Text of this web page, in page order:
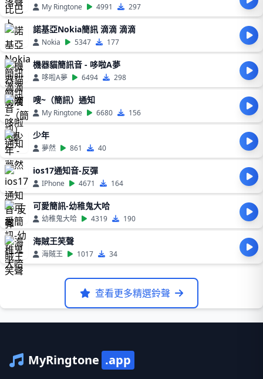
My Ringtone 4991 297
諾基亞Nokia簡訊 滴滴 滴滴
Nokia 5347 177
機器貓簡訊音 - 哆啦A夢
哆啦A夢 6494 298
嗖~（簡訊）通知
My Ringtone 6680 156
少年
夢然 861 40
ios17通知音-反彈
IPhone 4671 164
可愛簡訊-幼稚鬼大哈
幼稚鬼大哈 4319 190
海賊王笑聲
海賊王 1017 34
查看更多精選鈴聲
MyRingtone .app